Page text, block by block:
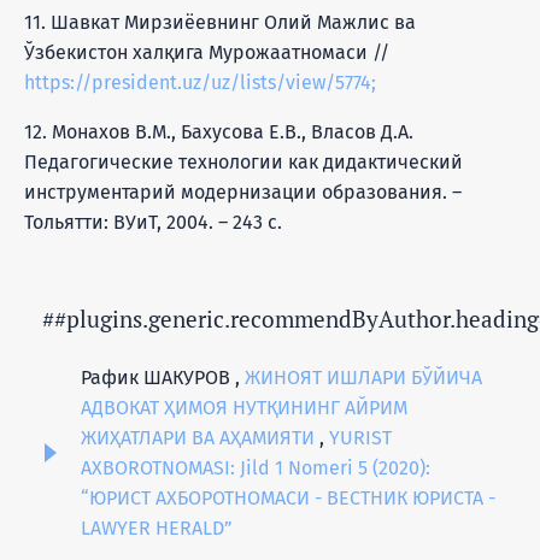
11. Шавкат Мирзиёевнинг Олий Мажлис ва
Ўзбекистон халқига Мурожаатномаси //
https://president.uz/uz/lists/view/5774;
12. Монахов В.М., Бахусова Е.В., Власов Д.А.
Педагогические технологии как дидактический
инструментарий модернизации образования. –
Тольятти: ВУиТ, 2004. – 243 с.
Рафик ШАКУРОВ , ЖИНОЯТ ИШЛАРИ БЎЙИЧА
АДВОКАТ ҲИМОЯ НУТҚИНИНГ АЙРИМ
ЖИҲАТЛАРИ ВА АҲАМИЯТИ , YURIST
AXBOROTNOMASI: Jild 1 Nomeri 5 (2020):
“ЮРИСТ АХБОРОТНОМАСИ - ВЕСТНИК ЮРИСТА -
LAWYER HERALD”